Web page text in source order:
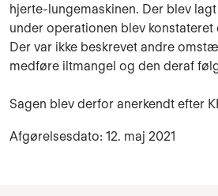
hjerte-lungemaskinen. Der blev
under operationen blev konstateret
Der var ikke beskrevet andre
medføre iltmangel og den deraf
Sagen blev derfor anerkendt efter
Afgørelsesdato: 12. maj 2021